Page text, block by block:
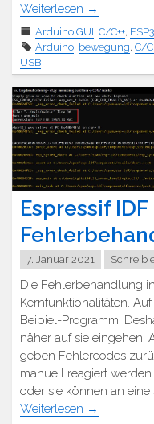
Weiterlesen →
Arduino GUI, C/C++,
Arduino, bewegung, C/
USB
Espressif IDF
7. Januar 2021 Schreib
Die Fehlerbehandlung
Kernfunktionalitäten.
Beipiel-Programm.
näher auf sie eingehen.
geben Fehlercodes
manuell reagiert
oder sie können an
Weiterlesen →